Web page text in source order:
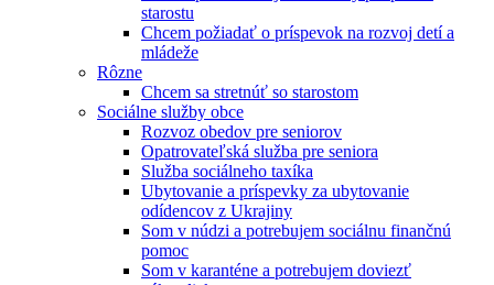
starostu
Chcem požiadať o príspevok na rozvoj detí a
mládeže
Rôzne
Chcem sa stretnúť so starostom
Sociálne služby obce
Rozvoz obedov pre seniorov
Opatrovateľská služba pre seniora
Služba sociálneho taxíka
Ubytovanie a príspevky za ubytovanie
odídencov z Ukrajiny
Som v núdzi a potrebujem sociálnu finančnú
pomoc
Som v karanténe a potrebujem doviezť